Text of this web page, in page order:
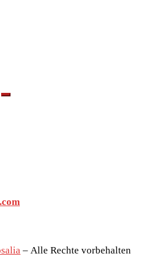
Suchen …
– Alle Rechte vorbehalten